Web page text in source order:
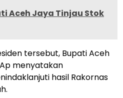
Aceh Jaya Tinjau Stok
tersebut, Bupati Aceh
menyatakan
hasil Rakornas